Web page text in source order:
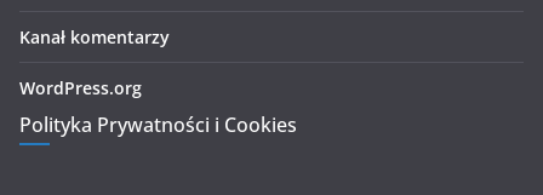
Kanał komentarzy
WordPress.org
Polityka Prywatności i Cookies